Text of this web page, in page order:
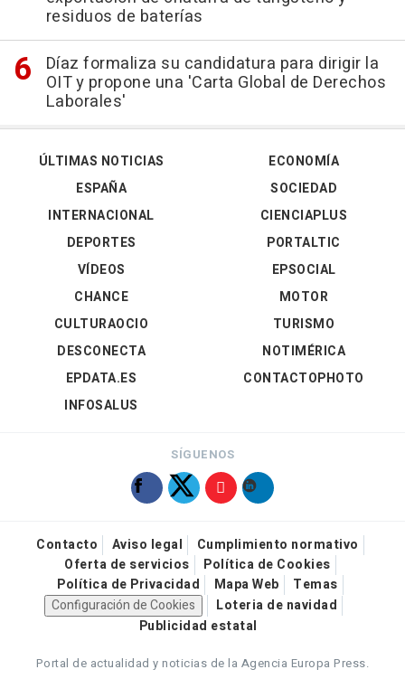
residuos de baterías
Díaz formaliza su candidatura para dirigir la
OIT y propone una 'Carta Global de Derechos
Laborales'
ÚLTIMAS NOTICIAS
ESPAÑA
INTERNACIONAL
DEPORTES
VÍDEOS
ECONOMÍA
SOCIEDAD
CIENCIAPLUS
PORTALTIC
EPSOCIAL
CHANCE
CULTURAOCIO
DESCONECTA
EPDATA.ES
INFOSALUS
MOTOR
TURISMO
NOTIMÉRICA
CONTACTOPHOTO
SÍGUENOS
Contacto Aviso legal
Cumplimiento normativo
Oferta de servicios
Política de Cookies
Política de Privacidad
Mapa Web
Temas
Configuración de Cookies
Loteria de navidad
Publicidad estatal
Portal de actualidad y noticias de la Agencia Europa Press.